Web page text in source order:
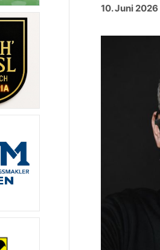
10. Juni 2026